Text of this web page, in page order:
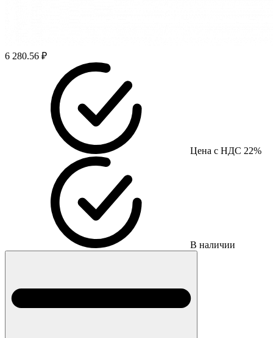
6 280.56 ₽
Цена с НДС 22%
В наличии